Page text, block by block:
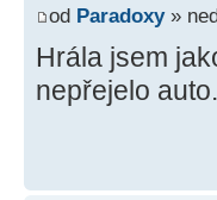
od Paradoxy»
Hrála jsem
nepřejelo